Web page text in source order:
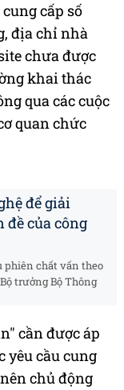
cấp số
địa chỉ nhà
chưa được
khai thác
qua các cuộc
quan chức
để giải
đề của công
phiên chất vấn theo
trưởng Bộ Thông
cần được áp
yêu cầu cung
chủ động